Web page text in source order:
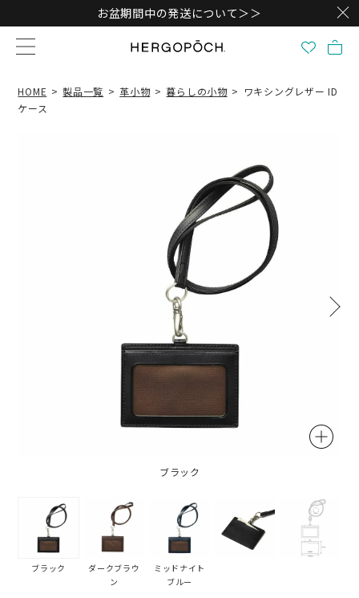
お盆期間中の発送について＞＞
HOME 製品一覧 革小物 暮らしの小物
ワキシングレザー ID
ケース
ブラック
ブラック
ダークブラウ
ン
ミッドナイト
ブルー